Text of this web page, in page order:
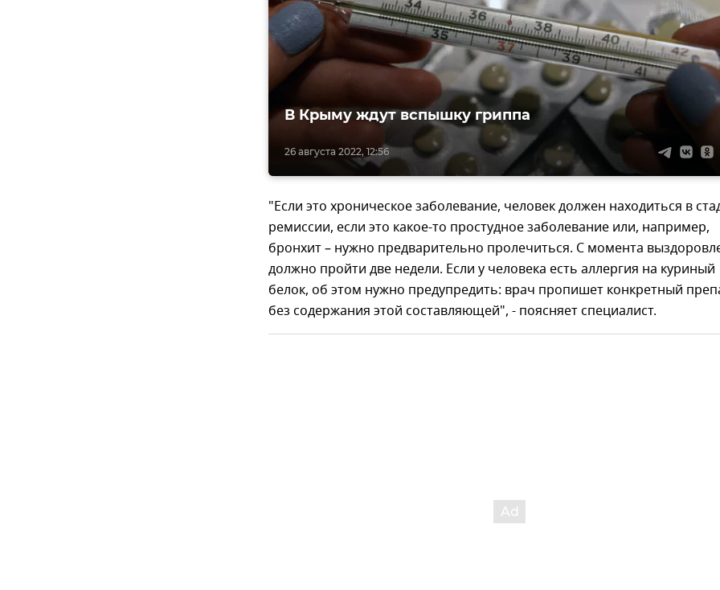
26 августа 2022, 12:56
В Крыму ждут вспышку гриппа
"Если это хроническое заболевание, человек должен находиться в
ремиссии, если это какое-то простудное заболевание или, например,
бронхит – нужно предварительно пролечиться. С момента
должно пройти две недели. Если у человека есть аллергия на куриный
белок, об этом нужно предупредить: врач пропишет конкретный
без содержания этой составляющей", - поясняет специалист.